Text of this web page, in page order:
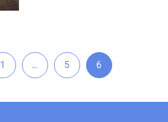
Ga
pagina
1
Tussenliggende
pagina's
…
Ga
pagina
5
Ga
pagina
6